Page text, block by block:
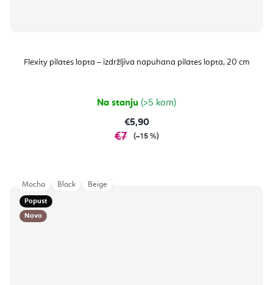
Flexity pilates lopta – izdržljiva napuhana pilates lopta, 20 cm
Na stanju (>5 kom)
€5,90
€7 (–15 %)
Popust
Novo
Mocha Black Beige